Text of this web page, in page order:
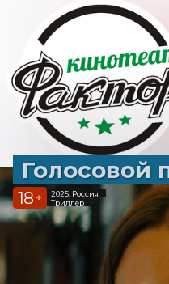
Голосовой
18 +
2025, Россия
Триллер